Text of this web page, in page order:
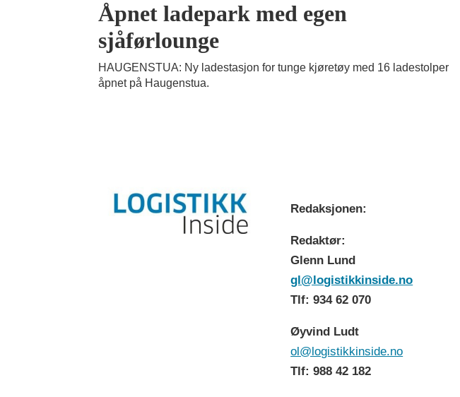
Åpnet ladepark med egen
sjåførlounge
HAUGENSTUA: Ny ladestasjon for tunge kjøretøy med 16 ladestolper
åpnet på Haugenstua.
Redaksjonen:
Redaktør:
Glenn Lund
gl@logistikkinside.no
Tlf: 934 62 070
Øyvind Ludt
ol@logistikkinside.no
Tlf: 988 42 182